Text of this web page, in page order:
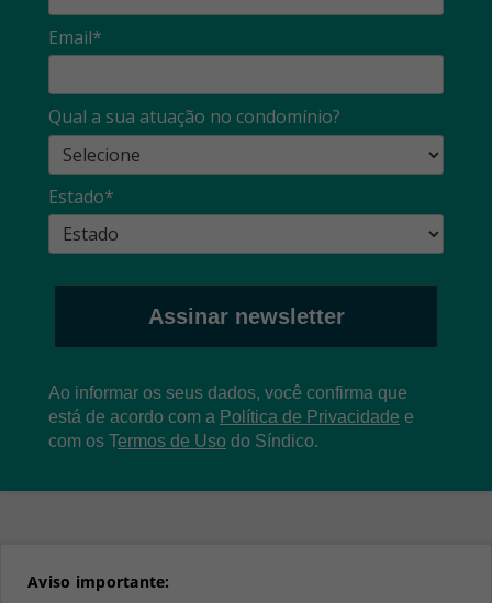
Email*
Qual a sua atuação no condomínio?
Estado*
Assinar newsletter
Ao informar os seus dados, você confirma que
está de acordo com a Política de Privacidade e
com os Termos de Uso do Síndico.
Aviso importante: